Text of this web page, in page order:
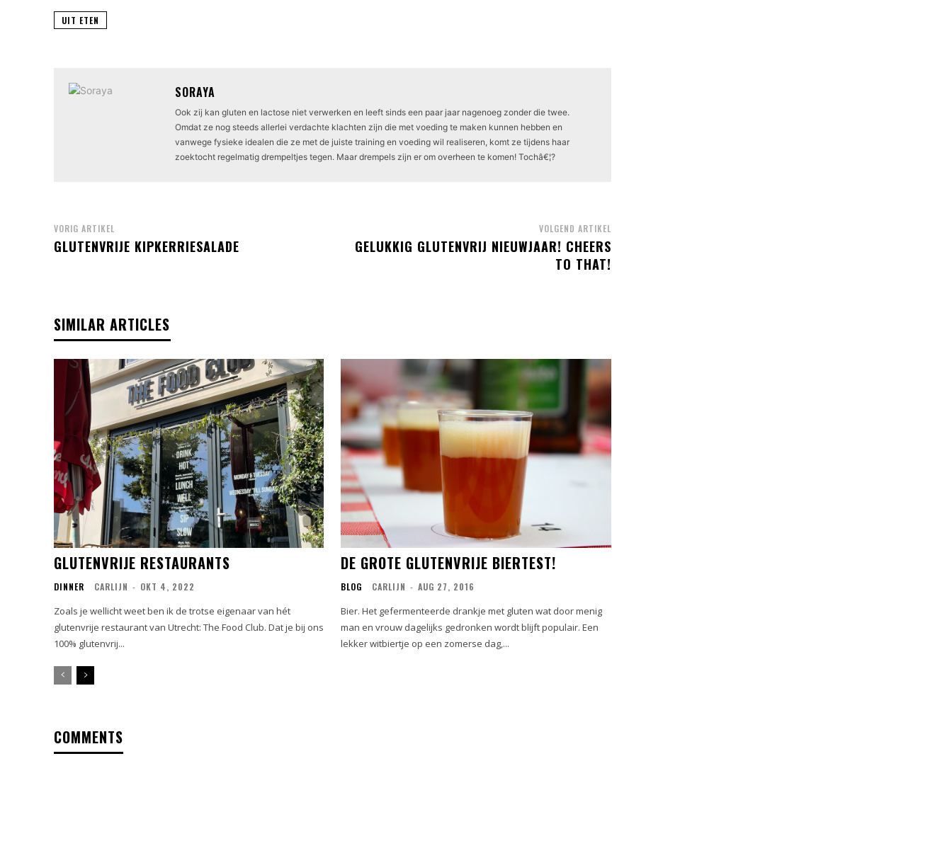
UIT ETEN
SORAYA
Ook zij kan gluten en lactose niet verwerken en leeft sinds een paar jaar nagenoeg zonder die twee.
Omdat ze nog steeds allerlei verdachte klachten zijn die met voeding te maken kunnen hebben en
vanwege fysieke idealen die ze met de juiste training en voeding wil realiseren, komt ze tijdens haar
zoektocht regelmatig drempeltjes tegen. Maar drempels zijn er om overheen te komen! Tochâ€¦?
VORIG ARTIKEL
GLUTENVRIJE KIPKERRIESALADE
VOLGEND ARTIKEL
GELUKKIG GLUTENVRIJ NIEUWJAAR! CHEERS
TO THAT!
SIMILAR ARTICLES
GLUTENVRIJE RESTAURANTS
DINNER CARLIJN - OKT 4, 2022
Zoals je wellicht weet ben ik de trotse eigenaar van hét
glutenvrije restaurant van Utrecht: The Food Club. Dat je bij ons
100% glutenvrij...
DE GROTE GLUTENVRIJE BIERTEST!
BLOG CARLIJN - AUG 27, 2016
Bier. Het gefermenteerde drankje met gluten wat door menig
man en vrouw dagelijks gedronken wordt blijft populair. Een
lekker witbiertje op een zomerse dag,...
COMMENTS